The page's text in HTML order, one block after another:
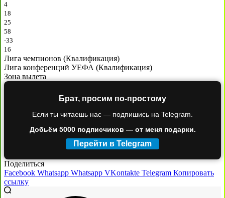
4
18
25
58
-33
16
Лига чемпионов (Квалификация)
Лига конференций УЕФА (Квалификация)
Зона вылета
Брат, просим по-простому
Если ты читаешь нас — подпишись на Telegram.
Добьём 5000 подписчиков — от меня подарки.
Перейти в Telegram
Поделиться
Facebook Whatsapp Whatsapp VKontakte Telegram Копировать
ссылку